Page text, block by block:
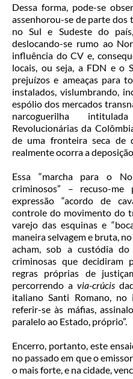
Dessa forma, pode-se
assenhorou-se de parte
no Sul e Sudeste do
deslocando-se rumo ao
influência do CV e,
locais, ou seja, a FDN e o
prejuízos e ameaças para
instalados, vislumbrando,
espólio dos mercados
narcoguerilha
Revolucionárias da
de uma fronteira seca de
realmente ocorra a
Essa “marcha para o
criminosos” – recuso-
expressão “acordo de
controle do movimento do
varejo das esquinas e
maneira selvagem e bruta,
acham, sob a custódia do
criminosas que decidiram
regras próprias de
percorrendo a via-crúcis
italiano Santi Romano, no
referir-se às máfias,
paralelo ao Estado, próprio”.
Encerro, portanto, este
no passado em que o
o mais forte, e na cidade,